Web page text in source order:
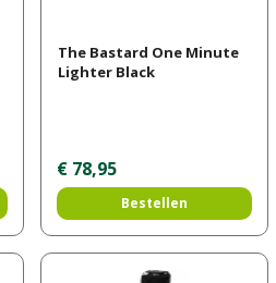
The Bastard One Minute
Lighter Black
€ 78,95
Bestellen